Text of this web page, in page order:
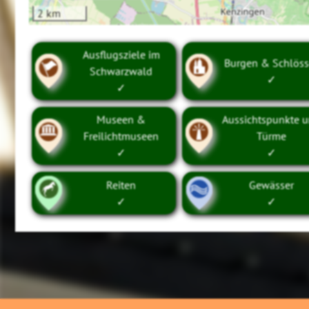
2 km
Ausflugsziele im
Schwarzwald
✓
Burgen &
✓
Museen &
Freilichtmuseen
✓
Aussichtspunkte
Türme
✓
Reiten
✓
Gewässer
✓